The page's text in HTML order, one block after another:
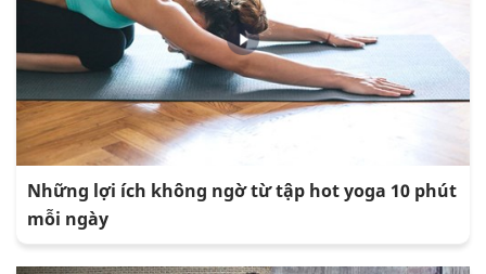
Những lợi ích không ngờ từ tập hot yoga 10 phút
mỗi ngày